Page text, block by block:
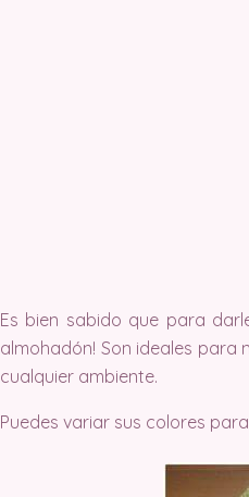
Es bien sabido que para
almohadón! Son ideales
cualquier ambiente.
Puedes variar sus colores